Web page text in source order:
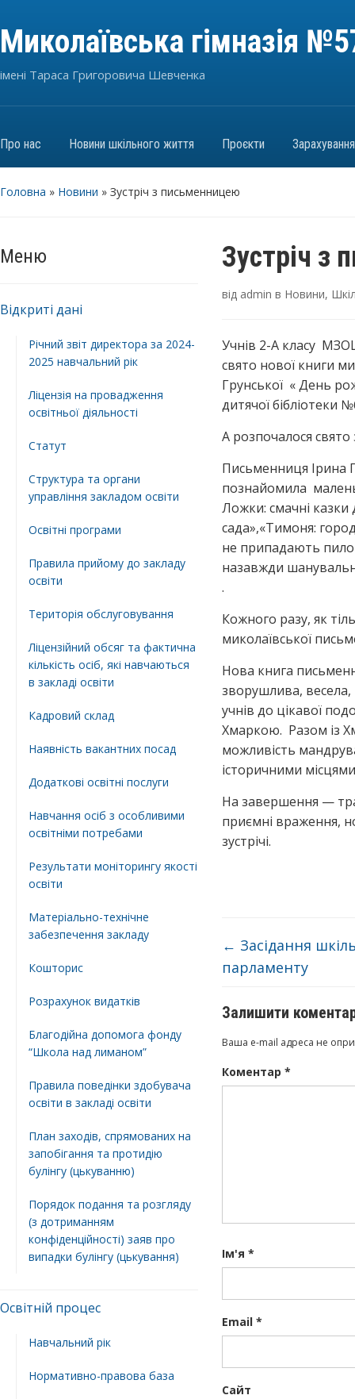
Миколаївська гімназія
імені Тараса Григоровича Шевченка
Про нас Новини шкільного життя Проєкти
Головна » Новини » Зустріч з письменницею
Меню
Відкриті дані
Річний звіт директора за 2024-
2025 навчальний рік
Ліцензія на провадження
освітньої діяльності
Статут
Структура та органи
управління закладом освіти
Освiтнi програми
Правила прийому до закладу
освіти
Територiя обслуговування
Ліцензійний обсяг та фактична
кількість осіб, які навчаються
в закладі освіти
Кадровий склад
Наявність вакантних посад
Додатковi освiтнi послуги
Навчання осіб з особливими
освітніми потребами
Результати моніторингу якості
освіти
Матеріально-технічне
забезпечення закладу
Кошторис
Розрахунок видатків
Благодійна допомога фонду
“Школа над лиманом”
Правила поведінки здобувача
освіти в закладі освіти
План заходів, спрямованих на
запобігання та протидію
булінгу (цькуванню)
Порядок подання та розгляду
(з дотриманням
конфіденційності) заяв про
випадки булінгу (цькування)
Освітній процес
Навчальний рік
Нормативно-правова база
Зустріч з
від admin в Новини,
Учнів 2-А класу
свято нової книги
Грунської « День
дитячої бібліотеки
А розпочалося
Письменниця Ірина
познайомила
Ложки: смачні казки
сада»,«Тимоня:
не припадають
назавжди
.
Кожного разу, як
миколаївської
Нова книга
зворушлива,
учнів до цікавої
Хмаркою. Разом із
можливість
історичними
На завершення —
приємні враження,
зустрічі.
← Засідання
парламенту
Залишити
Ваша e-mail адреса не
Коментар *
Ім'я *
Email *
Сайт